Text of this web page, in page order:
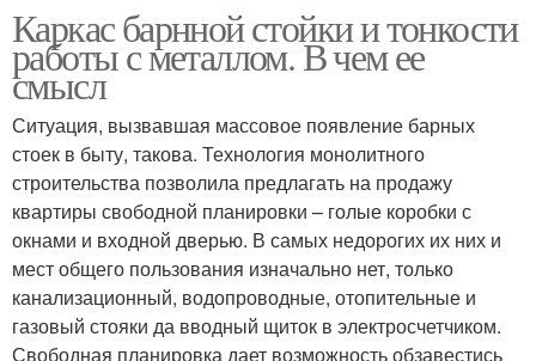
Каркас барнной стойки и тонкости
работы с металлом. В чем ее
смысл
Ситуация, вызвавшая массовое появление барных
стоек в быту, такова. Технология монолитного
строительства позволила предлагать на продажу
квартиры свободной планировки – голые коробки с
окнами и входной дверью. В самых недорогих их них и
мест общего пользования изначально нет, только
канализационный, водопроводные, отопительные и
газовый стояки да вводный щиток в электросчетчиком.
Свободная планировка дает возможность обзавестись